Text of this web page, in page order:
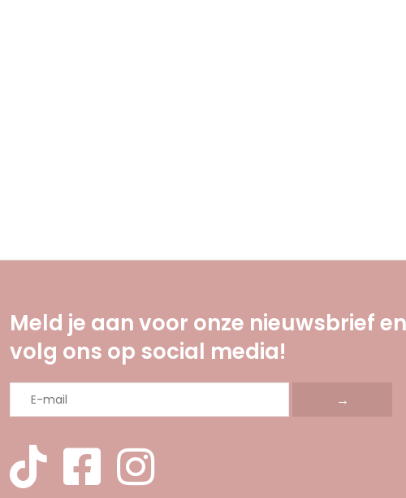
Meld je aan voor onze nieuwsbrief en
volg ons op social media!
→